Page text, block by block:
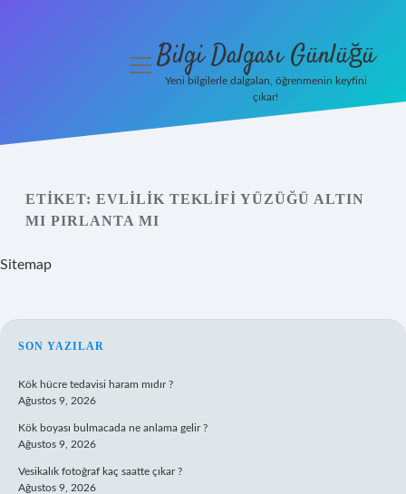
Yasal Uyarı
Hakkımızda
menüyüBilgi Dalgası Günlüğü
Yeni bilgilerle dalgalan, öğrenmenin keyfini
çıkar!
ETIKET: EVLILIK TEKLIFI YÜZÜĞÜ ALTIN
MI PIRLANTA MI
Sitemap
SIDEBAR
SON YAZILAR
Kök hücre tedavisi haram mıdır ?
Ağustos 9, 2026
Kök boyası bulmacada ne anlama gelir ?
Ağustos 9, 2026
Vesikalık fotoğraf kaç saatte çıkar ?
Ağustos 9, 2026